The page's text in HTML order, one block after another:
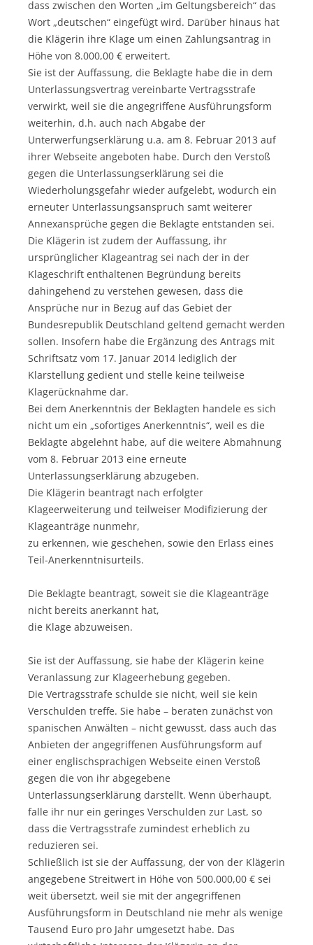
dass zwischen den Worten „im Geltungsbereich“ das
Wort „deutschen“ eingefügt wird. Darüber hinaus hat
die Klägerin ihre Klage um einen Zahlungsantrag in
Höhe von 8.000,00 € erweitert.
Sie ist der Auffassung, die Beklagte habe die in dem
Unterlassungsvertrag vereinbarte Vertragsstrafe
verwirkt, weil sie die angegriffene Ausführungsform
weiterhin, d.h. auch nach Abgabe der
Unterwerfungserklärung u.a. am 8. Februar 2013 auf
ihrer Webseite angeboten habe. Durch den Verstoß
gegen die Unterlassungserklärung sei die
Wiederholungsgefahr wieder aufgelebt, wodurch ein
erneuter Unterlassungsanspruch samt weiterer
Annexansprüche gegen die Beklagte entstanden sei.
Die Klägerin ist zudem der Auffassung, ihr
ursprünglicher Klageantrag sei nach der in der
Klageschrift enthaltenen Begründung bereits
dahingehend zu verstehen gewesen, dass die
Ansprüche nur in Bezug auf das Gebiet der
Bundesrepublik Deutschland geltend gemacht werden
sollen. Insofern habe die Ergänzung des Antrags mit
Schriftsatz vom 17. Januar 2014 lediglich der
Klarstellung gedient und stelle keine teilweise
Klagerücknahme dar.
Bei dem Anerkenntnis der Beklagten handele es sich
nicht um ein „sofortiges Anerkenntnis“, weil es die
Beklagte abgelehnt habe, auf die weitere Abmahnung
vom 8. Februar 2013 eine erneute
Unterlassungserklärung abzugeben.
Die Klägerin beantragt nach erfolgter
Klageerweiterung und teilweiser Modifizierung der
Klageanträge nunmehr,
zu erkennen, wie geschehen, sowie den Erlass eines
Teil-Anerkenntnisurteils.
Die Beklagte beantragt, soweit sie die Klageanträge
nicht bereits anerkannt hat,
die Klage abzuweisen.
Sie ist der Auffassung, sie habe der Klägerin keine
Veranlassung zur Klageerhebung gegeben.
Die Vertragsstrafe schulde sie nicht, weil sie kein
Verschulden treffe. Sie habe – beraten zunächst von
spanischen Anwälten – nicht gewusst, dass auch das
Anbieten der angegriffenen Ausführungsform auf
einer englischsprachigen Webseite einen Verstoß
gegen die von ihr abgegebene
Unterlassungserklärung darstellt. Wenn überhaupt,
falle ihr nur ein geringes Verschulden zur Last, so
dass die Vertragsstrafe zumindest erheblich zu
reduzieren sei.
Schließlich ist sie der Auffassung, der von der Klägerin
angegebene Streitwert in Höhe von 500.000,00 € sei
weit übersetzt, weil sie mit der angegriffenen
Ausführungsform in Deutschland nie mehr als wenige
Tausend Euro pro Jahr umgesetzt habe. Das